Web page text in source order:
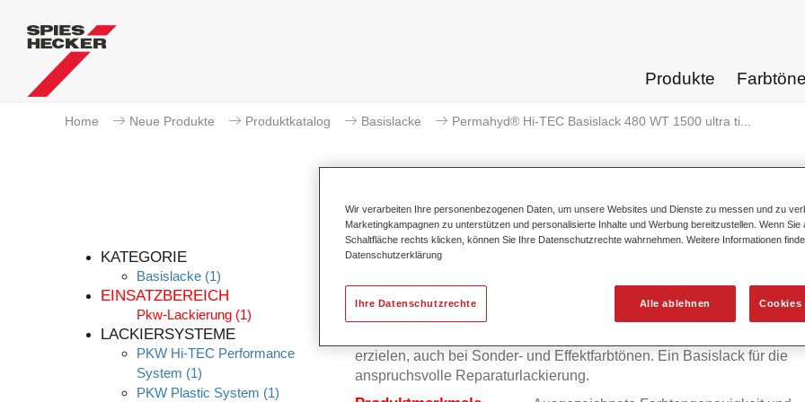
Produkte Farbtöne
Home Neue Produkte Produktkatalog Basislacke Permahyd® Hi-TEC Basislack 480 WT 1500 ultra ti...
KATEGORIE
Basislacke (1)
EINSATZBEREICH
Pkw-Lackierung (1)
LACKIERSYSTEME
PKW Hi-TEC Performance
System (1)
PKW Plastic System (1)
Permahyd® Hi-TEC Basislack 480
erzielen, auch bei Sonder- und Effektfarbtönen. Ein Basislack für die
anspruchsvolle Reparaturlackierung.
Wir verarbeiten Ihre personenbezogenen Daten, um unsere Websites und Dienste zu messen und zu
Marketingkampagnen zu unterstützen und personalisierte Inhalte und Werbung bereitzustellen. Wenn Sie
Schaltfläche rechts klicken, können Sie Ihre Datenschutzrechte wahrnehmen. Weitere Informationen
Datenschutzerklärung
Alle ablehnen Cookies
Ihre Datenschutzrechte